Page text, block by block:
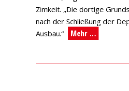
Zimkeit. „Die dortige
nach der Schließung der
Ausbau.“
Mehr …